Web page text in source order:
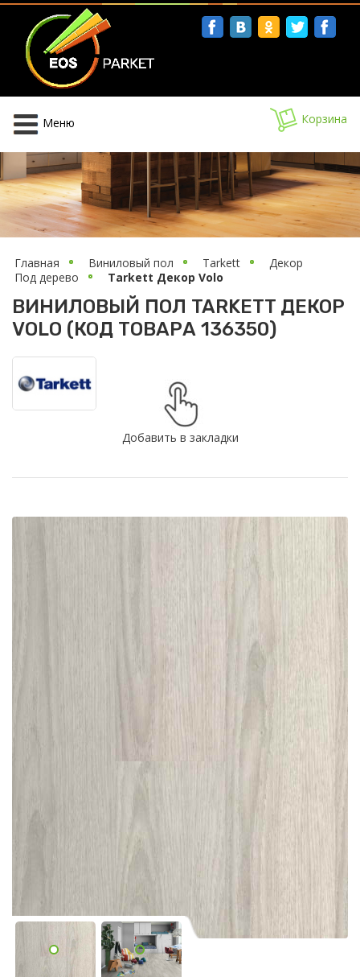
facebookвконтактеtwitter
Меню Корзина
Главная Виниловый пол Tarkett
Декор
Под дерево
Tarkett Декор Volo
ВИНИЛОВЫЙ ПОЛ TARKETT ДЕКОР
VOLO (КОД ТОВАРА 136350)
Добавить в закладки